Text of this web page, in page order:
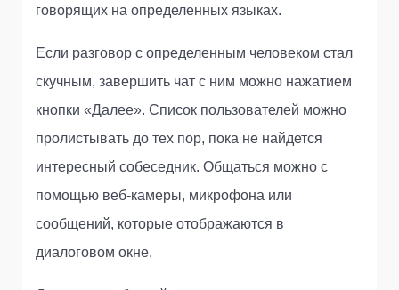
говорящих на определенных языках.
Если разговор с определенным человеком стал
скучным, завершить чат с ним можно нажатием
кнопки «Далее». Список пользователей можно
пролистывать до тех пор, пока не найдется
интересный собеседник. Общаться можно с
помощью веб-камеры, микрофона или
сообщений, которые отображаются в
диалоговом окне.